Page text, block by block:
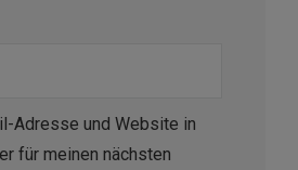
Adresse und Website in
für meinen nächsten